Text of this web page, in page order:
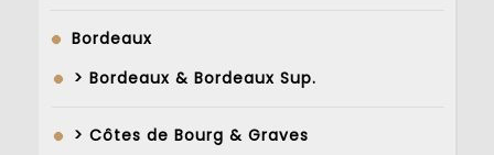
Bordeaux
> Bordeaux & Bordeaux Sup.
> Côtes de Bourg & Graves